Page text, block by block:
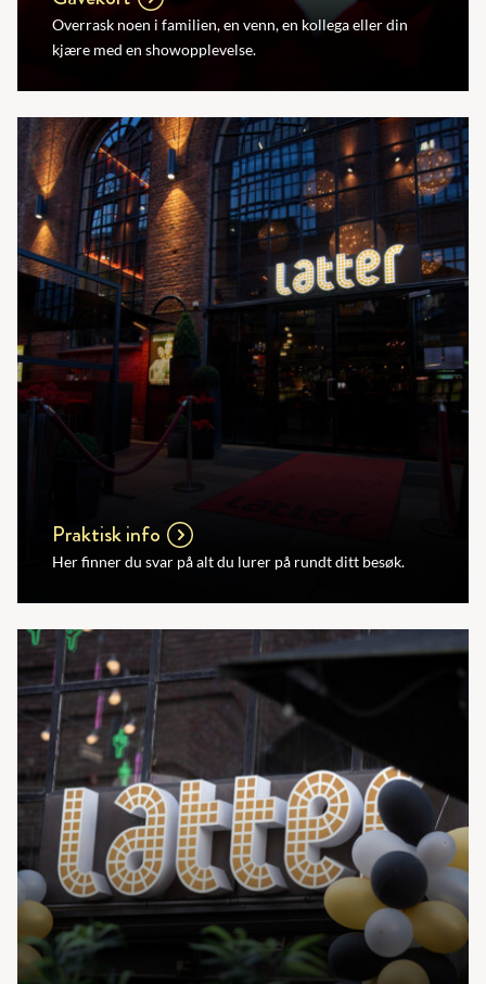
Overrask noen i familien, en venn, en kollega eller din
kjære med en showopplevelse.
Praktisk info
Her finner du svar på alt du lurer på rundt ditt besøk.